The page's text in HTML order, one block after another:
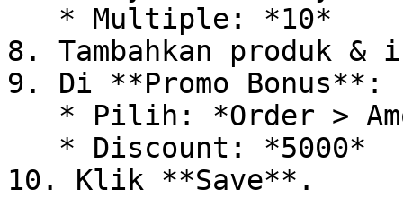
8. Tambahkan produk
9. Di **Promo Bonus**:
10. Klik **Save**.